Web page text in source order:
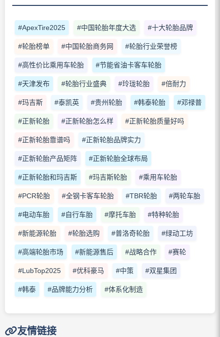
#ApexTire2025 #中国轮胎年度大选 #十大轮胎品牌
#轮胎榜单 #中国轮胎商务网 #轮胎行业荣誉榜
#高性价比乘用车轮胎 #节能省油卡客车轮胎
#天津发布 #轮胎行业盛典 #玲珑轮胎 #倍耐力
#玛吉斯 #泰凯英 #贵州轮胎 #韩泰轮胎 #邓禄普
#正新轮胎 #正新轮胎怎么样 #正新轮胎质量好吗
#正新轮胎靠谱吗 #正新轮胎品牌实力
#正新轮胎产品矩阵 #正新轮胎全球布局
#正新轮胎和玛吉斯 #玛吉斯轮胎 #乘用车轮胎
#PCR轮胎 #全钢卡客车轮胎 #TBR轮胎 #两轮车胎
#电动车胎 #自行车胎 #摩托车胎 #特种轮胎
#新能源轮胎 #轮胎选购 #普洛奇轮胎 #绿动工坊
#高端轮胎市场 #新能源售后 #战略合作 #赛轮
#LubTop2025 #优科豪马 #中策 #双星集团
#韩泰 #品牌能力分析 #体系化制造
友情链接